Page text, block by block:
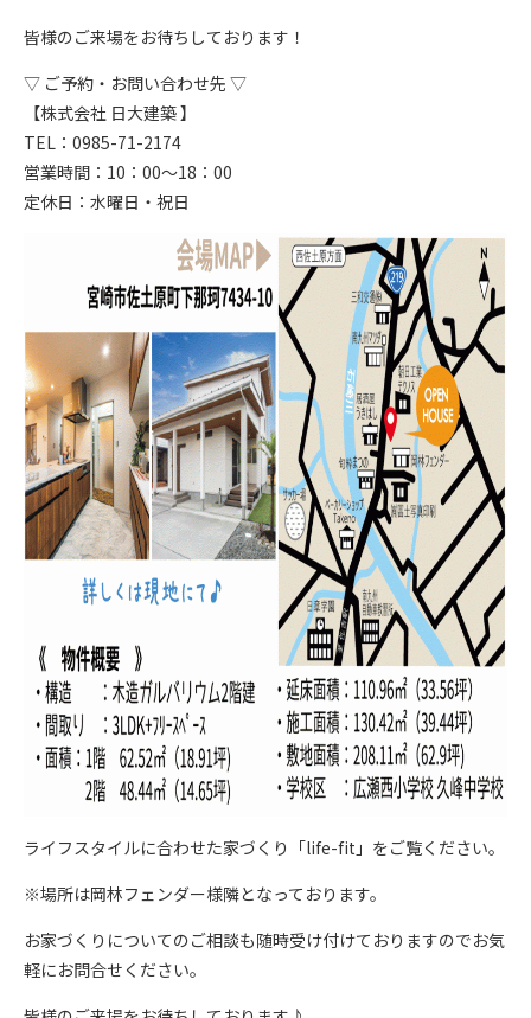
皆様のご来場をお待ちしております！
▽ ご予約・お問い合わせ先 ▽
【株式会社 日大建築 】
TEL：0985-71-2174
営業時間：10：00～18：00
定休日：水曜日・祝日
ライフスタイルに合わせた家づくり「life-fit」をご覧ください。
※場所は岡林フェンダー様隣となっております。
お家づくりについてのご相談も随時受け付けておりますのでお気
軽にお問合せください。